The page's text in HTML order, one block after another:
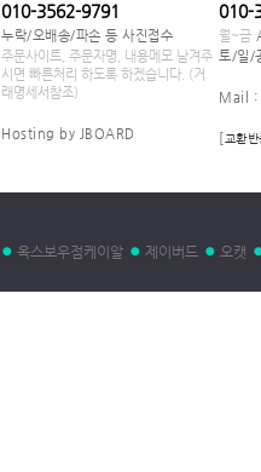
010-3562-9791
누락/오배송/파손 등 사진접수
주문사이트, 주문자명, 내용메모 남겨주
시면 빠른처리 하도록 하겠습니다. (거
래명세서참조)
Hosting by JBOARD
010-
월~금
토/일/
Mail :
[교환
옥스보우점케이알 제이버드 오캣